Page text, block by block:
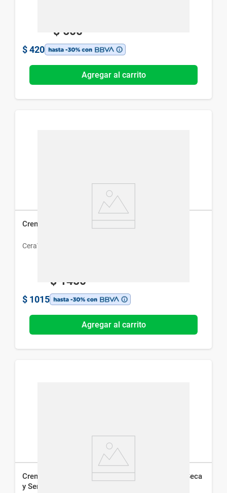
$ 600
$ 420
Agregar al carrito
Crema Hidratante CeraVe Repuesto x 454 ml
CeraVe
$ 1450
$ 1015
Agregar al carrito
Crema pH5 Intensiva Corporal Eucerin para Piel Seca
y Sensible x 450 ml